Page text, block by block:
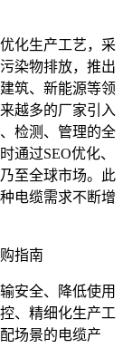
化生产工艺，采
染物排放，推出
筑、新能源等领
越多的厂家引入
检测、管理的全
通过SEO优化、
至全球市场。此
电缆需求不断增
安全、降低使用
、精细化生产工
场景的电缆产